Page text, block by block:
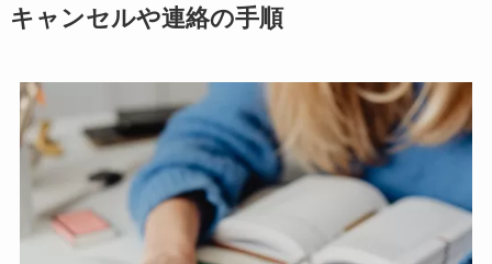
キャンセルや連絡の手順